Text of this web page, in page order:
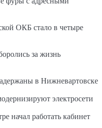
ОКБ стало в четыре
за жизнь
в Нижневартовске
электросети
начал работать кабинет